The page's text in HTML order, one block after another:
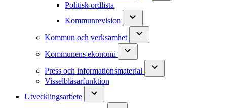
Politisk ordlista
Kommunrevision
Kommun och verksamhet
Kommunens ekonomi
Press och informationsmaterial
Visselblåsarfunktion
Utvecklingsarbete